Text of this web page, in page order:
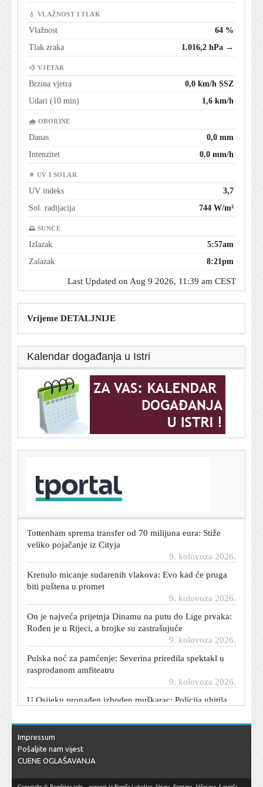
💧 VLAŽNOST I TLAK
Vlažnost
64 %
Tlak zraka
1.016,2 hPa →
💨 VJETAR
Brzina vjetra
0,0 km/h SSZ
Udari (10 min)
1,6 km/h
🌧 OBORINE
Danas
0,0 mm
Intenzitet
0,0 mm/h
☀ UV I SOLAR
UV indeks
3,7
Sol. radijacija
744 W/m²
🌅 SUNCE
Izlazak
5:57am
Zalazak
8:21pm
Last Updated on Aug 9 2026, 11:39 am CEST
Vrijeme DETALJNIJE
Kalendar događanja u Istri
Pjesme Taylor Swift uklonjene s objava kampanje
Donalda Trumpa i Bijele kuće
veliko pojačanje iz Cityja
Krenulo micanje sudarenih vlakova: Evo kad će pruga
biti puštena u promet
On je najveća prijetnja Dinamu na putu do Lige prvaka:
Rođen je u Rijeci, a brojke su zastrašujuće
9. kolovoza 2026.
Pulska noć za pamćenje: Severina priredila spektakl u
rasprodanom amfiteatru
U Osijeku pronađen izboden muškarac: Policija uhitila
počinitelja
izazvao prometnu nesreću
Impressum
Pošaljite nam vijest
CIJENE OGLAŠAVANJA